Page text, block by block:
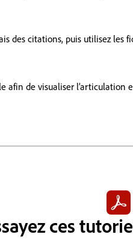
des citations, puis utilisez
afin de visualiser l’articulation
ces